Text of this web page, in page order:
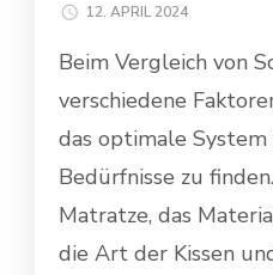
12. APRIL 2024
Beim Vergleich von
verschiedene
das optimale
Bedürfnisse zu
Matratze, das
die Art der Kissen